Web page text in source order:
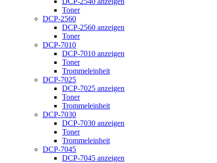
Toner
DCP-2560
DCP-2560 anzeigen
Toner
DCP-7010
DCP-7010 anzeigen
Toner
Trommeleinheit
DCP-7025
DCP-7025 anzeigen
Toner
Trommeleinheit
DCP-7030
DCP-7030 anzeigen
Toner
Trommeleinheit
DCP-7045
DCP-7045 anzeigen